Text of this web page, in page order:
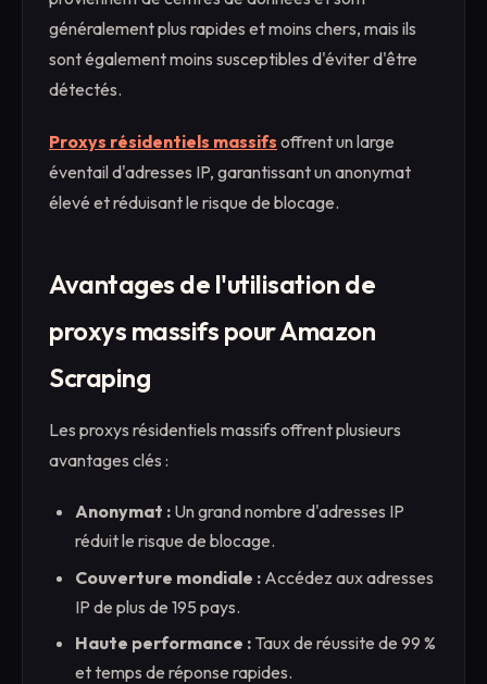
généralement plus rapides et moins chers, mais ils
sont également moins susceptibles d'éviter d'être
détectés.
Proxys résidentiels massifs offrent un large
éventail d'adresses IP, garantissant un anonymat
élevé et réduisant le risque de blocage.
Avantages de l'utilisation de
proxys massifs pour Amazon
Scraping
Les proxys résidentiels massifs offrent plusieurs
avantages clés :
Anonymat : Un grand nombre d'adresses IP
réduit le risque de blocage.
Couverture mondiale : Accédez aux adresses
IP de plus de 195 pays.
Haute performance : Taux de réussite de 99 %
et temps de réponse rapides.